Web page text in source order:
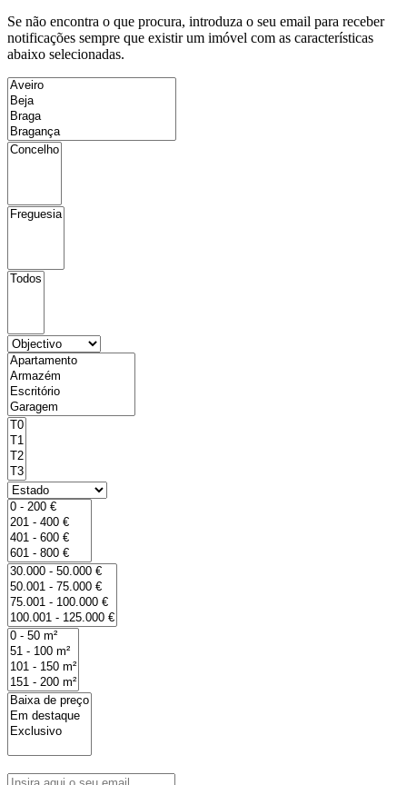
Se não encontra o que procura, introduza o seu email para receber
notificações sempre que existir um imóvel com as características
abaixo selecionadas.